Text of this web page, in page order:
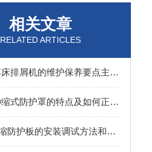
相关文章
RELATED ARTICLES
数控车床排屑机的维护保养要点主要有这几点
钢板伸缩式防护罩的特点及如何正确安装
Y轴伸缩防护板的安装调试方法和注意事项介绍